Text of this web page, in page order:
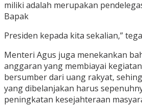
miliki adalah merupakan
Bapak
Presiden kepada kita sekalian,”
Menteri Agus juga menekankan
anggaran yang membiayai
bersumber dari uang rakyat,
yang dibelanjakan harus
peningkatan kesejahteraan